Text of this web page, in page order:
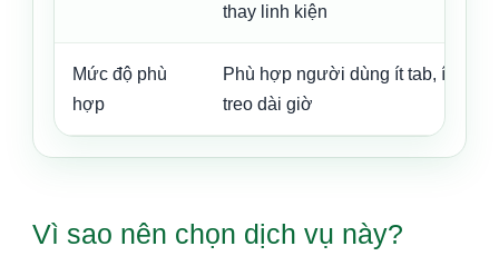
thay linh kiện
Mức độ phù
hợp
Phù hợp người dùng ít tab, ít
treo dài giờ
Vì sao nên chọn dịch vụ này?